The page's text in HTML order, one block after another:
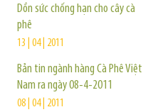
Dồn sức chống hạn cho cây cà
phê
13 | 04 | 2011
Bản tin ngành hàng Cà Phê Việt
Nam ra ngày 08-4-2011
08 | 04 | 2011